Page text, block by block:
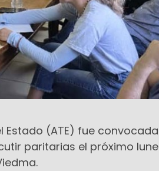
Estado (ATE) fue
paritarias el próximo